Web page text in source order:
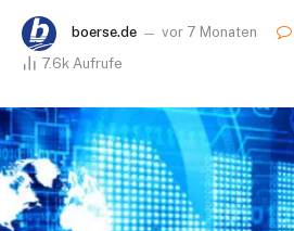
boerse.de vor 7 Monaten
7.6k Aufrufe